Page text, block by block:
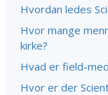
Hvordan ledes
Hvor mange
kirke?
Hvad er field-
Hvor er der